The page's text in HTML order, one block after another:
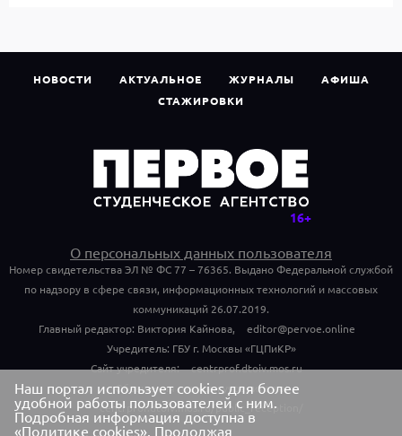
НОВОСТИ АКТУАЛЬНОЕ ЖУРНАЛЫ
АФИША
СТАЖИРОВКИ
О персональных данных пользователя
Номер свидетельства ЭЛ № ФС 77 – 76365. Выдано Федеральной службой
по надзору в сфере связи, информационных технологий и массовых
коммуникаций 26.07.2019.
Главный редактор: Виктория Кайнова,
editor@pervoe.online
Учредитель: ГБУ г. Москвы «ГЦПиКР»
Сайт учредителя:
centrprof.dtoiv.mos.ru
Обращения граждан учредителю:
centrprof.dtoiv.mos.ru/public_reception/
Наш портал использует cookies для более
удобной работы пользователей с ним.
Подробная информация доступна в
«Политике cookies». Продолжая